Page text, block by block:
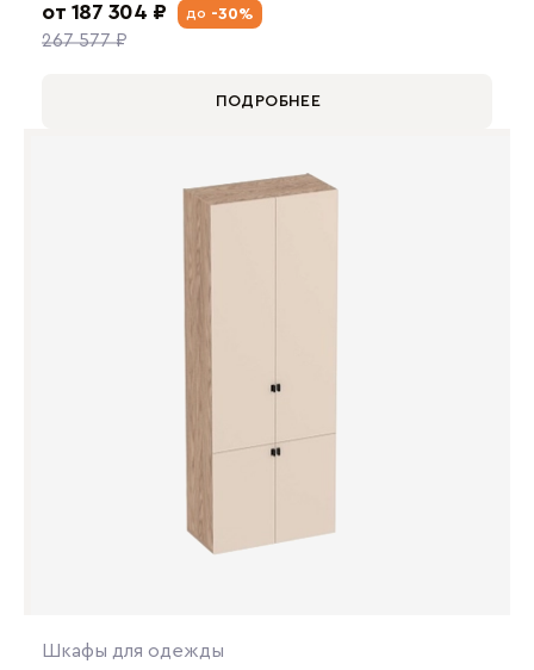
от 187 304 ₽
267 577 ₽
до -30%
ПОДРОБНЕЕ
Шкафы для одежды